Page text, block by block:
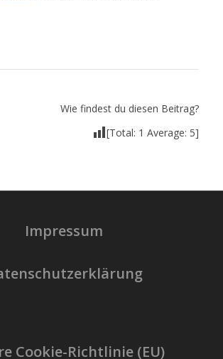
Wie findest du diesen Beitrag?
[Total: 1 Average: 5]
Impressum
Cookie-Richtlinie (EU)